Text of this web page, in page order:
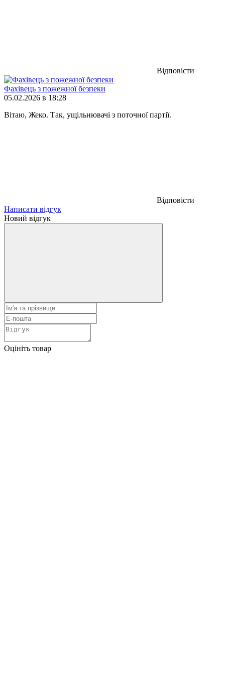
Відповісти
Фахівець з пожежної безпеки
05.02.2026 в 18:28
Вітаю, Жеко. Так, ущільнювачі з поточної партії.
Відповісти
Написати відгук
Новий відгук
Оцініть товар